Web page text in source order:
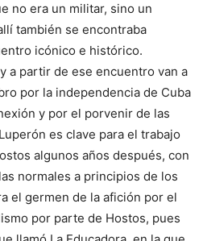
no era un militar, sino un
también se encontraba
icónico e histórico.
a partir de ese encuentro van a
por la independencia de Cuba
y por el porvenir de las
es clave para el trabajo
algunos años después, con
normales a principios de los
el germen de la afición por el
por parte de Hostos, pues